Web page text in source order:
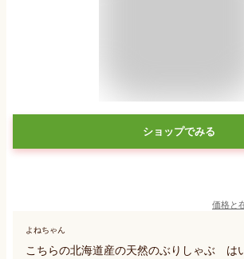
ショップでみる
価格と
よねちゃん
こちらの北海道産の天然のぶりしゃぶ は